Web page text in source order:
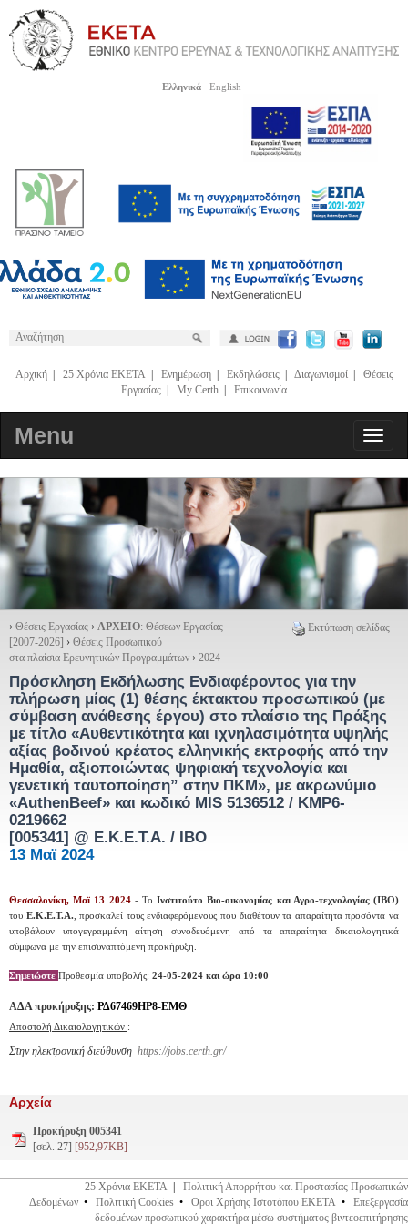
Ελληνικά English
Αρχική| 25 Χρόνια ΕΚΕΤΑ| Ενημέρωση| Εκδηλώσεις| Διαγωνισμοί| Θέσεις
Εργασίας
My Certh Επικοινωνία
Menu
Εκτύπωση σελίδας
› Θέσεις Εργασίας › ΑΡΧΕΙΟ: Θέσεων Εργασίας
[2007-2026] › Θέσεις Προσωπικού
στα πλαίσια Ερευνητικών Προγραμμάτων › 2024
Πρόσκληση Εκδήλωσης Ενδιαφέροντος για την
πλήρωση μίας (1) θέσης έκτακτου προσωπικού (με
σύμβαση ανάθεσης έργου) στο πλαίσιο της Πράξης
με τίτλο «Αυθεντικότητα και ιχνηλασιμότητα υψηλής
αξίας βοδινού κρέατος ελληνικής εκτροφής από την
Ημαθία, αξιοποιώντας ψηφιακή τεχνολογία και
γενετική ταυτοποίηση” στην ΠΚΜ», με ακρωνύμιο
«AuthenBeef» και κωδικό MIS 5136512 / ΚΜΡ6-
0219662
[005341] @ Ε.Κ.Ε.Τ.Α. / ΙΒΟ
13 Μαϊ 2024
Θεσσαλονίκη, Μαϊ 13 2024 - ΤοΙνστιτούτο Βιο-οικονομίας και Αγρο-τεχνολογίας (ΙΒΟ)
του Ε.Κ.Ε.Τ.Α., προσκαλεί τους ενδιαφερόμενους που διαθέτουν τα απαραίτητα προσόντα να
υποβάλουν υπογεγραμμένη αίτηση συνοδευόμενη από τα απαραίτητα δικαιολογητικά
σύμφωνα με την επισυναπτόμενη προκήρυξη.
Σημειώστε Προθεσμία υποβολής: 24-05-2024 και ώρα 10:00
ΑΔΑ προκήρυξης: ΡΔ67469ΗΡ8-ΕΜΘ
Αποστολή Δικαιολογητικών :
Στην ηλεκτρονική διεύθυνση https://jobs.certh.gr/
Αρχεία
Προκήρυξη 005341
[σελ. 27] [952,97KB]
25 Χρόνια ΕΚΕΤΑ
Πολιτική Απορρήτου και Προστασίας Προσωπικών
Δεδομένων • Πολιτική Cookies • Οροι Χρήσης Ιστοτόπου ΕΚΕΤΑ • Επεξεργασία
δεδομένων προσωπικού χαρακτήρα μέσω συστήματος βιντεοεπιτήρησης